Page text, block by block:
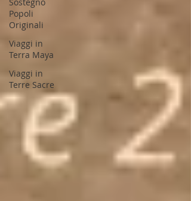
Popoli
Originali
Viaggi in
Terra Maya
Viaggi in
Terre Sacre